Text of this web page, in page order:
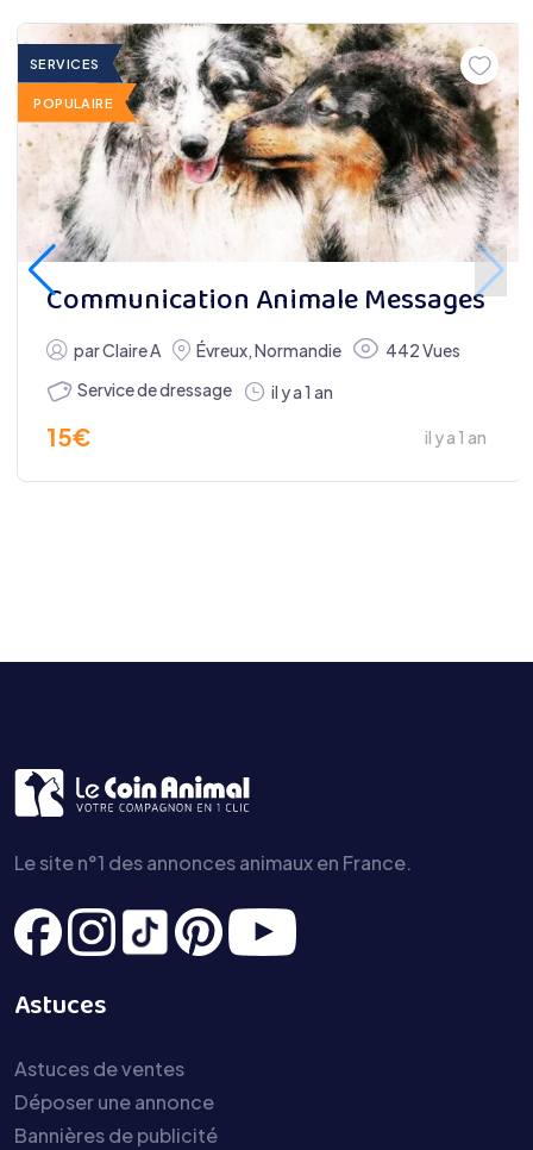
SERVICES
POPULAIRE
Communication Animale Messages
parClaire A Évreux Normandie
442 Vues
Service de dressage
il y a 1 an
15€ il y a 1 an
Le site n°1 des annonces animaux en France.
Astuces
Astuces de ventes
Déposer une annonce
Bannières de publicité